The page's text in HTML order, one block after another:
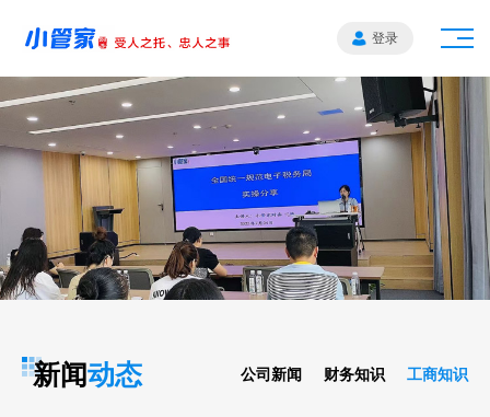
登录
新闻动态 公司新闻 财务知识 工商知识